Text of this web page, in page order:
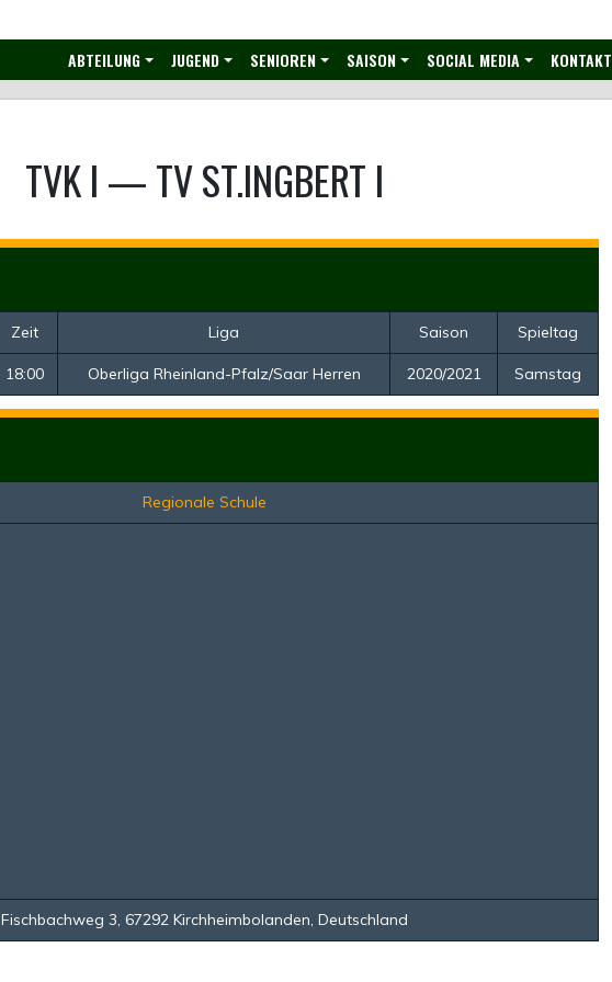
ABTEILUNG JUGEND SENIOREN SAISON SOCIAL MEDIA KONTAKT
TVK I —TV ST.INGBERT I
Zeit Liga Saison Spieltag
18:00 Oberliga Rheinland-Pfalz/Saar Herren 2020/2021 Samstag
Regionale Schule
Fischbachweg 3, 67292 Kirchheimbolanden, Deutschland